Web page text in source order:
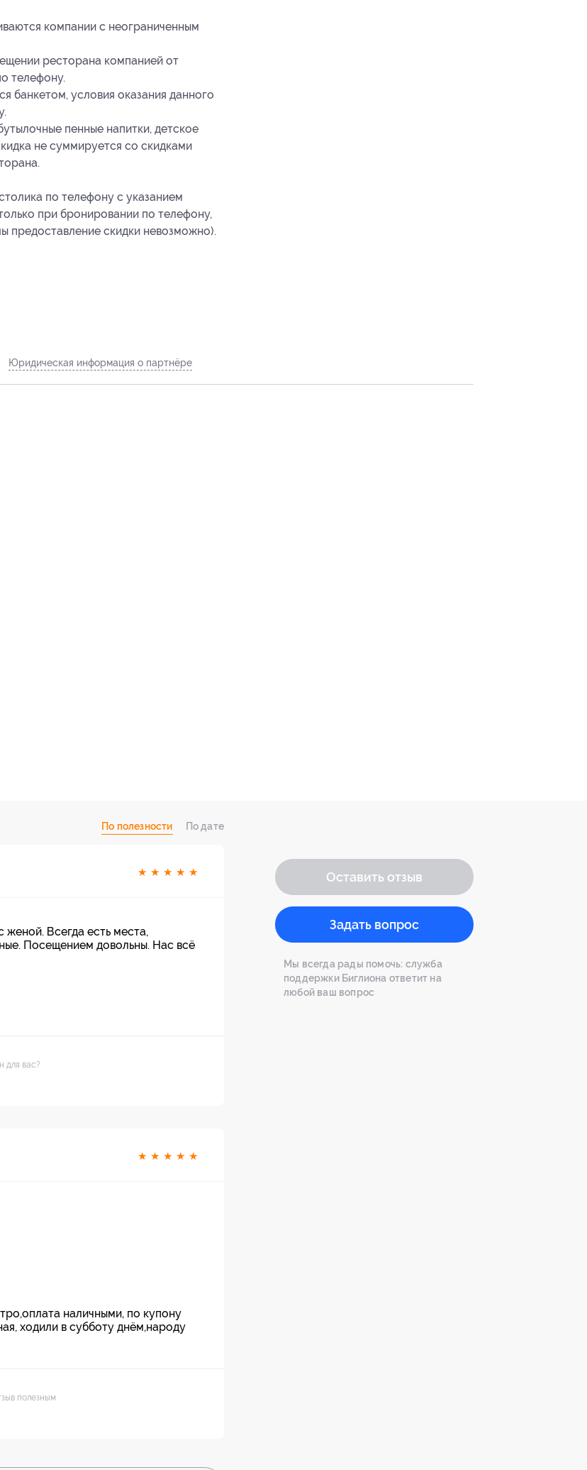
компании с неограниченным
ресторана компанией от
телефону.
банкетом, условия оказания данного
пенные напитки, детское
не суммируется со скидками
по телефону с указанием
при бронировании по телефону,
предоставление скидки невозможно).
Юридическая информация о партнёре
По полезности По дате
★ ★ ★ ★ ★
Всегда есть места,
Посещением довольны. Нас всё
для вас?
★ ★ ★ ★ ★
наличными, по купону
ходили в субботу днём,народу
полезным
Оставить отзыв
Задать вопрос
Мы всегда рады помочь: служба
поддержки Биглиона ответит на
любой ваш вопрос